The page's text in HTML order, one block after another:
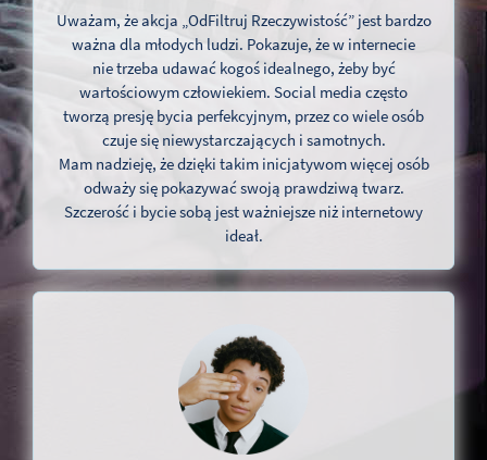
Uważam, że akcja „OdFiltruj Rzeczywistość” jest bardzo
ważna dla młodych ludzi. Pokazuje, że w internecie
nie trzeba udawać kogoś idealnego, żeby być
wartościowym człowiekiem. Social media często
tworzą presję bycia perfekcyjnym, przez co wiele osób
czuje się niewystarczających i samotnych.
Mam nadzieję, że dzięki takim inicjatywom więcej osób
odważy się pokazywać swoją prawdziwą twarz.
Szczerość i bycie sobą jest ważniejsze niż internetowy
ideał.